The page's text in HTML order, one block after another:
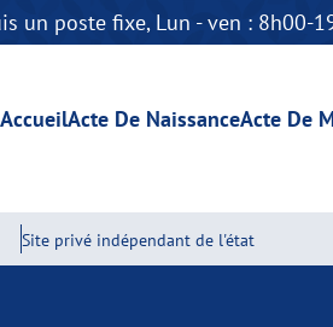
un poste fixe, Lun - ven : 8h00-
AccueilActe De NaissanceActe De
Site privé indépendant de l'état